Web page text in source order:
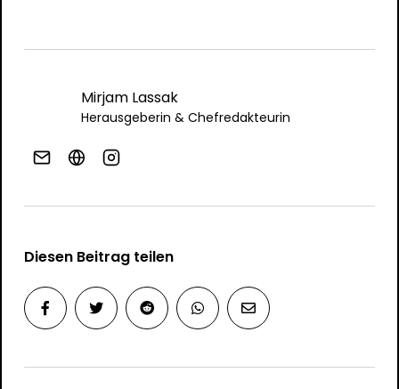
Mirjam Lassak
Herausgeberin & Chefredakteurin
Diesen Beitrag teilen